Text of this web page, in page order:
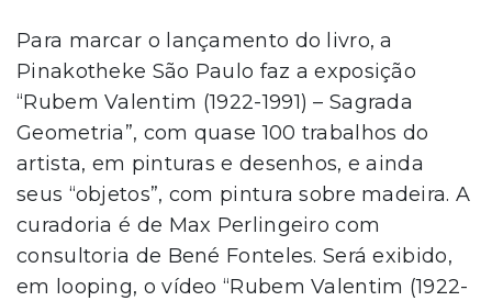
Para marcar o lançamento do livro, a
Pinakotheke São Paulo faz a exposição
“Rubem Valentim (1922-1991) – Sagrada
Geometria”, com quase 100 trabalhos do
artista, em pinturas e desenhos, e ainda
seus “objetos”, com pintura sobre madeira. A
curadoria é de Max Perlingeiro com
consultoria de Bené Fonteles. Será exibido,
em looping, o vídeo “Rubem Valentim (1922-